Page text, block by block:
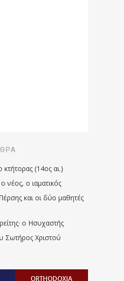
(14ος αι.)
νέος, ο ιαματικός
και οι δύο μαθητές
· ο Ησυχαστής
Χριστού
ORTHODOXIA